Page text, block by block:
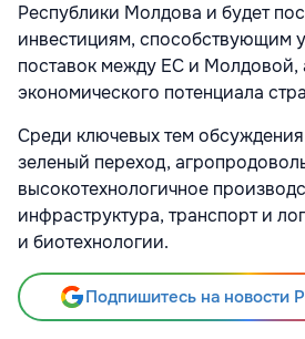
Республики Молдова и будет
инвестициям, способствующим
поставок между ЕС и Молдовой,
экономического потенциала
Среди ключевых тем
зеленый переход,
высокотехнологичное
инфраструктура, транспорт и
и биотехнологии.
Подпишитесь на новости